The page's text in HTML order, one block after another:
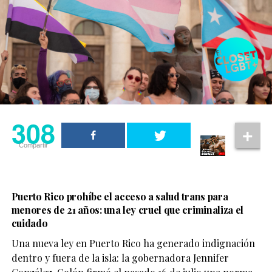
que, lejos de esconderse, podrían ser la oportunidad
perfecta para educar en respeto, inclusión y amor en
todas sus formas.
308
Compartir
El cierre llega de la mano de David González, director y
guionista de la casa, galardonado con cinco premios a
Mejor Dirección y reconocido por abordar sin tapujos
temas tabúes desde una mirada crítica y social.
308
Compartir
Puerto Rico prohíbe el acceso a salud trans para
menores de 21 años: una ley cruel que criminaliza el
cuidado
Una nueva ley en Puerto Rico ha generado indignación
dentro y fuera de la isla: la gobernadora Jennifer